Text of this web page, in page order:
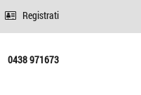
Registrati
0438 971673